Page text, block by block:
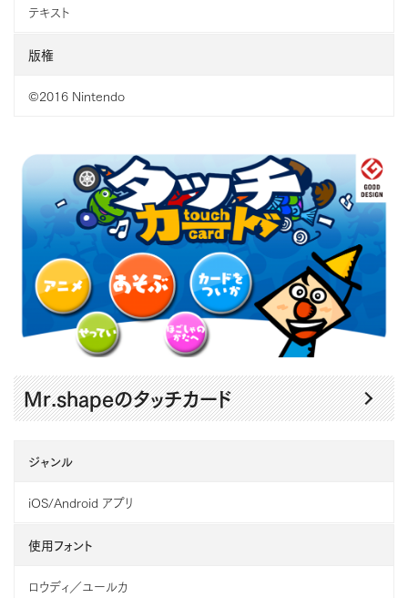
テキスト
版権
©2016 Nintendo
Mr.shapeのタッチカード
ジャンル
iOS/Android アプリ
使用フォント
ロウディ／ユールカ